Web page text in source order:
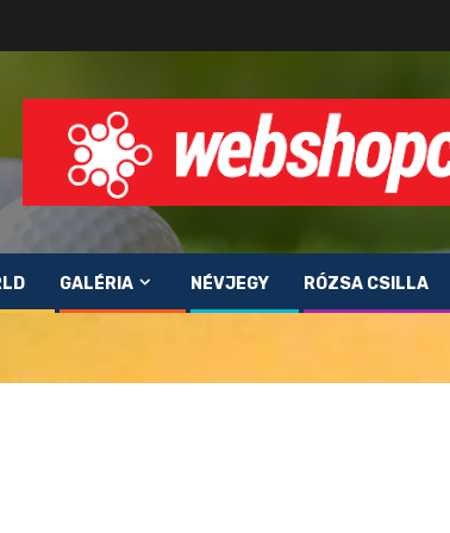
GALÉRIA NÉVJEGY RÓZSA CSILLA